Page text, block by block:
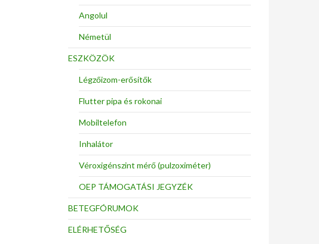
Angolul
Németül
ESZKÖZÖK
Légzőizom-erősítők
Flutter pipa és rokonai
Mobiltelefon
Inhalátor
Véroxigénszint mérő (pulzoximéter)
OEP TÁMOGATÁSI JEGYZÉK
BETEGFÓRUMOK
ELÉRHETŐSÉG